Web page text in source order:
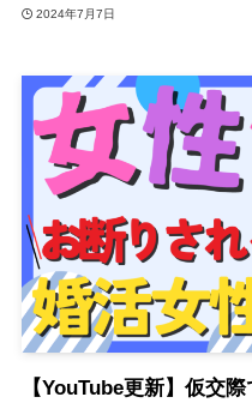
2024年7月7日
【YouTube更新】仮交